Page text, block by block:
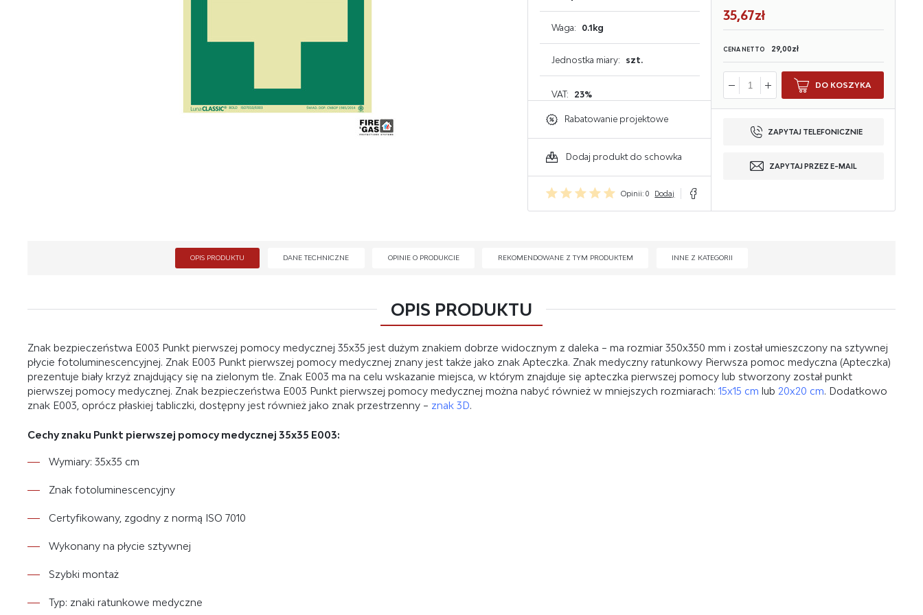
GAŚNICE DO ELEKTRONIKI
Waga: 0.1kg
Jednostka miary: szt.
VAT: 23%
Rabatowanie projektowe
Dodaj produkt do schowka
Opinii: 0 Dodaj
35,67zł
CENA NETTO 29,00zł
DO KOSZYKA
ZAPYTAJ TELEFONICZNIE
ZAPYTAJ PRZEZ E-MAIL
OPIS PRODUKTU DANE TECHNICZNE OPINIE O PRODUKCIE REKOMENDOWANE Z TYM PRODUKTEM INNE Z KATEGORII
OPIS PRODUKTU
Znak bezpieczeństwa E003 Punkt pierwszej pomocy medycznej 35x35 jest dużym znakiem dobrze widocznym z daleka – ma rozmiar 350x350 mm i został umieszczony na sztywnej
płycie fotoluminescencyjnej. Znak E003 Punkt pierwszej pomocy medycznej znany jest także jako znak Apteczka. Znak medyczny ratunkowy Pierwsza pomoc medyczna (Apteczka)
prezentuje biały krzyż znajdujący się na zielonym tle. Znak E003 ma na celu wskazanie miejsca, w którym znajduje się apteczka pierwszej pomocy lub stworzony został punkt
pierwszej pomocy medycznej. Znak bezpieczeństwa E003 Punkt pierwszej pomocy medycznej można nabyć również w mniejszych rozmiarach: 15x15 cm lub 20x20 cm. Dodatkowo
znak E003, oprócz płaskiej tabliczki, dostępny jest również jako znak przestrzenny – znak 3D.
Cechy znaku Punkt pierwszej pomocy medycznej 35x35 E003:
Wymiary: 35x35 cm
Znak fotoluminescencyjny
Certyfikowany, zgodny z normą ISO 7010
Wykonany na płycie sztywnej
Szybki montaż
Typ: znaki ratunkowe medyczne